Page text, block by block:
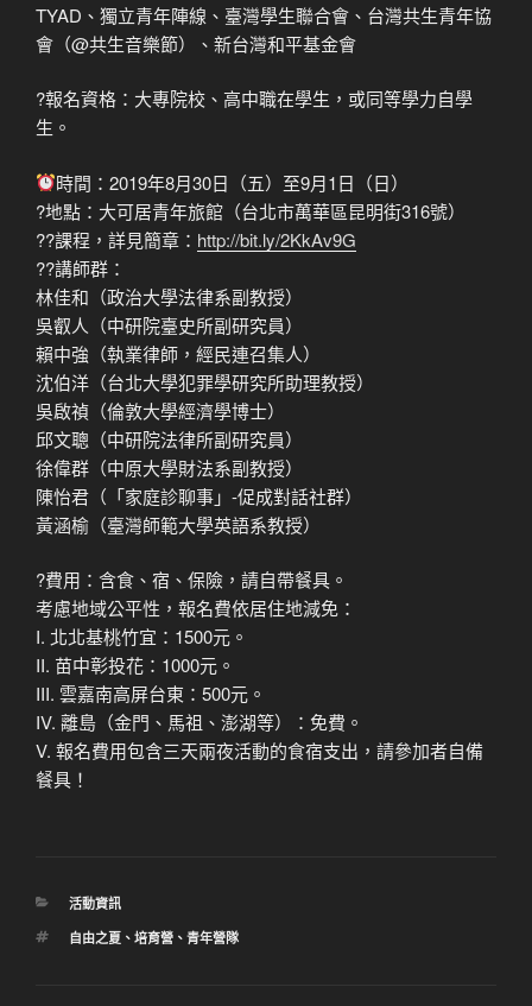
TYAD、獨立青年陣線、臺灣學生聯合會、台灣共生青年協
會（@共生音樂節）、新台灣和平基金會
?報名資格：大專院校、高中職在學生，或同等學力自學
生。
時間：2019年8月30日（五）至9月1日（日）
?地點：大可居青年旅館（台北市萬華區昆明街316號）
?‍?課程，詳見簡章： http://bit.ly/2KkAv9G
?‍?講師群：
林佳和（政治大學法律系副教授）
吳叡人（中研院臺史所副研究員）
賴中強（執業律師，經民連召集人）
沈伯洋（台北大學犯罪學研究所助理教授）
吳啟禎（倫敦大學經濟學博士）
邱文聰（中研院法律所副研究員）
徐偉群（中原大學財法系副教授）
陳怡君（「家庭診聊事」-促成對話社群）
黃涵榆（臺灣師範大學英語系教授）
?費用：含食、宿、保險，請自帶餐具。
考慮地域公平性，報名費依居住地減免：
I. 北北基桃竹宜：1500元。
II. 苗中彰投花：1000元。
III. 雲嘉南高屏台東：500元。
IV. 離島（金門、馬祖、澎湖等）：免費。
V. 報名費用包含三天兩夜活動的食宿支出，請參加者自備
餐具！
分
活動資訊
標
自由之夏、 培育營、 青年營隊